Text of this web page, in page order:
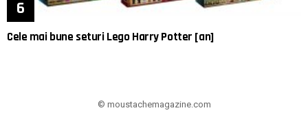
Cele mai bune seturi Lego Harry Potter [an]
© moustachemagazine.com